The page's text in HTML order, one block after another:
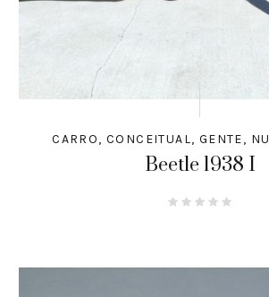
CARRO, CONCEITUAL, GENTE, NU
Beetle 1938 I